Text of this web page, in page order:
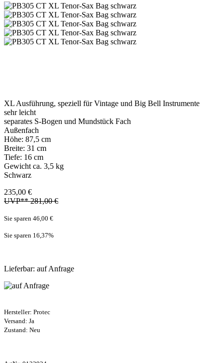
XL Ausführung, speziell für Vintage und Big Bell Instrumente
sehr leicht
separates S-Bogen und Mundstück Fach
Außenfach
Höhe: 87,5 cm
Breite: 31 cm
Tiefe: 16 cm
Gewicht ca. 3,5 kg
Schwarz
235,00 €
UVP** 281,00 €
Sie sparen 46,00 €
Sie sparen 16,37%
Lieferbar: auf Anfrage
Hersteller: Protec
Versand: Ja
Zustand: Neu